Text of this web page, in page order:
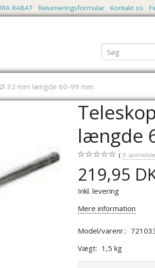
Kontakt os
Returneringsformular
RABAT
32 mm længde 60-99 mm
længde
0
219,95
Inkl. levering
Mere information
Model/varenr.:
Vægt: 1,5 kg